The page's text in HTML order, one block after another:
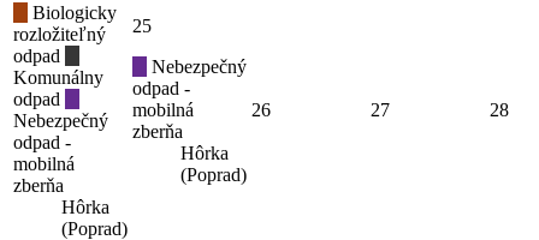
Biologicky
rozložiteľný
odpad
Komunálny
odpad
Nebezpečný
odpad -
mobilná
zberňa
Hôrka
(Poprad)
25
Nebezpečný
odpad -
mobilná
zberňa
Hôrka
(Poprad)
26 27 28